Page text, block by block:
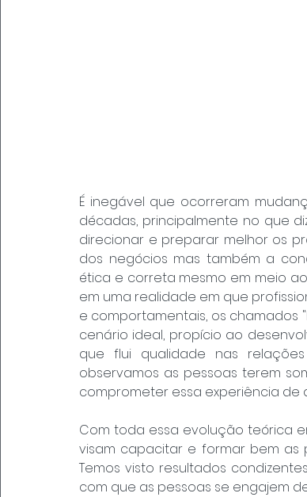
É inegável que ocorreram
décadas, principalmente no que
direcionar e preparar melhor os
dos negócios mas também a
ética e correta mesmo em meio
em uma realidade em que
e comportamentais, os chamados
cenário ideal, propício ao
que flui qualidade nas
observamos as pessoas terem
comprometer essa experiência de
Com toda essa evolução teórica
visam capacitar e formar bem as
Temos visto resultados
com que as pessoas se engajem